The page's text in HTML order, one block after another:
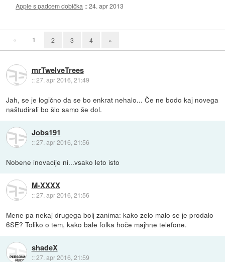
Apple s padcem dobička ::24. apr 2013
« 1 2 3 4 »
mrTwelveTrees
::27. apr 2016, 21:49
Jah, se je logično da se bo enkrat nehalo... Če ne bodo kaj novega
naštudirali bo šlo samo še dol.
Jobs191
::27. apr 2016, 21:56
Nobene inovacije ni...vsako leto isto
M-XXXX
::27. apr 2016, 21:56
Mene pa nekaj drugega bolj zanima: kako zelo malo se je prodalo
6SE? Toliko o tem, kako bale folka hoče majhne telefone.
shadeX
::27. apr 2016, 21:59